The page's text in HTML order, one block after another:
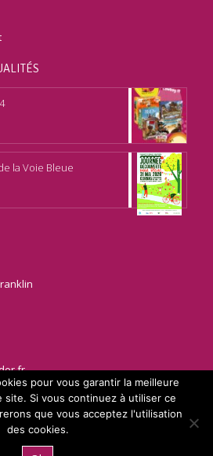
la Voie Bleue
parLicom Développement
pour vous garantir la meilleure
Si vous continuez à utiliser ce
que vous acceptez l'utilisation
des cookies.